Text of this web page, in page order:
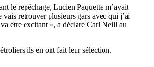
le repêchage, Lucien Paquette m’avait
retrouver plusieurs gars avec qui j’ai
être excitant », a déclaré Carl Neill au
ils en ont fait leur sélection.